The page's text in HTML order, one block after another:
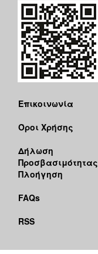
Επικοινωνία
Όροι Χρήσης
Δήλωση
Προσβασιμότητας
Πλοήγηση
FAQs
RSS